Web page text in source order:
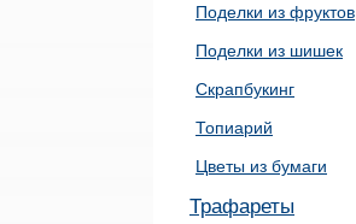
Поделки из фруктов
Поделки из шишек
Скрапбукинг
Топиарий
Цветы из бумаги
Трафареты